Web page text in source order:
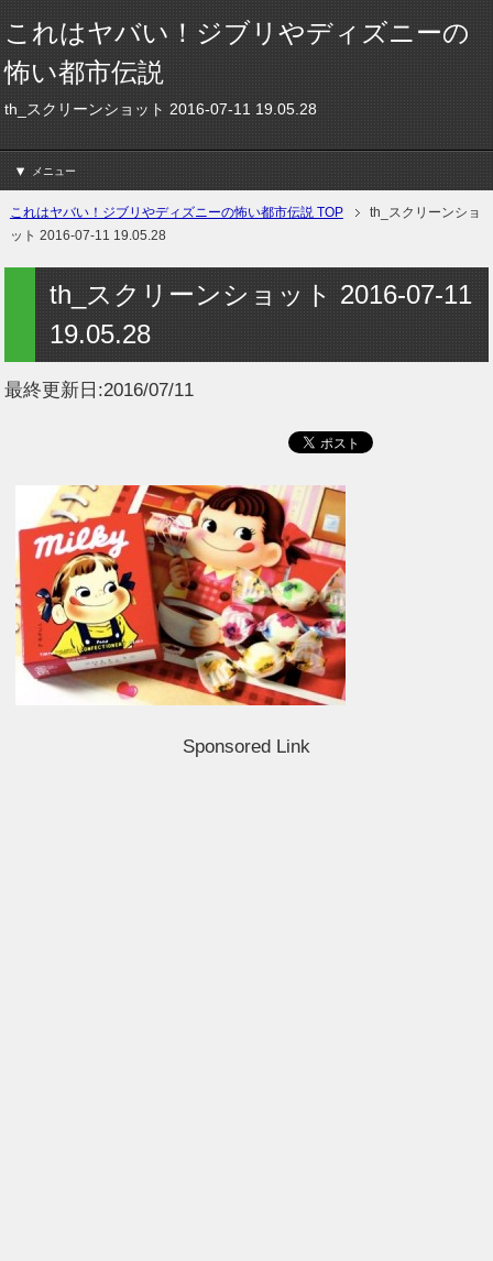
これはヤバい！ジブリやディズニーの
怖い都市伝説
th_スクリーンショット 2016-07-11 19.05.28
メニュー
これはヤバい！ジブリやディズニーの怖い都市伝説 TOP
th_スクリーンショ
ット 2016-07-11 19.05.28
th_スクリーンショット 2016-07-11
19.05.28
最終更新日:2016/07/11
Sponsored Link